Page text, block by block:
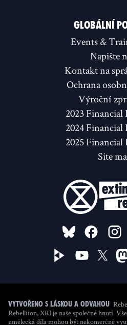
GLOBÁLNÍ
Events &
Napište
Kontakt na
Ochrana
Výroční
2023 Financial
2024 Financial
2025 Financial
Site
FOLLOW
Vytvořeno s láskou a odvahou
Rebelliion, XR) je naše společné hnutí.
umělecká díla mohou být nekomerčně